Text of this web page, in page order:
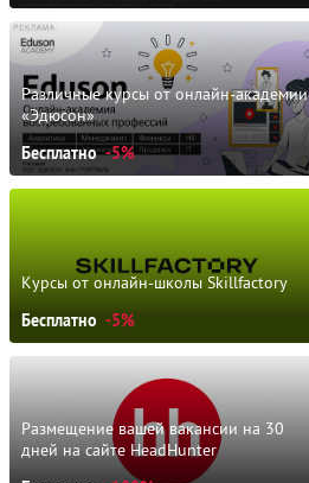
Различные курсы от онлайн-академии
«Эдюсон»
Бесплатно -5%
Курсы от онлайн-школы Skillfactory
Бесплатно -5%
Размещение вашей вакансии на 30
дней на сайте HeadHunter